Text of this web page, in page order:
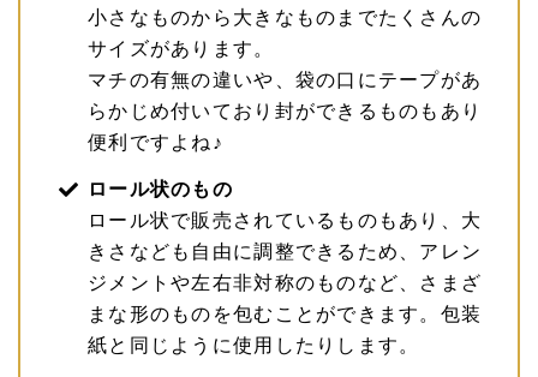
小さなものから大きなものまでたくさんの
サイズがあります。
マチの有無の違いや、袋の口にテープがあ
らかじめ付いており封ができるものもあり
便利ですよね♪
ロール状のもの
ロール状で販売されているものもあり、大
きさなども自由に調整できるため、アレン
ジメントや左右非対称のものなど、さまざ
まな形のものを包むことができます。包装
紙と同じように使用したりします。